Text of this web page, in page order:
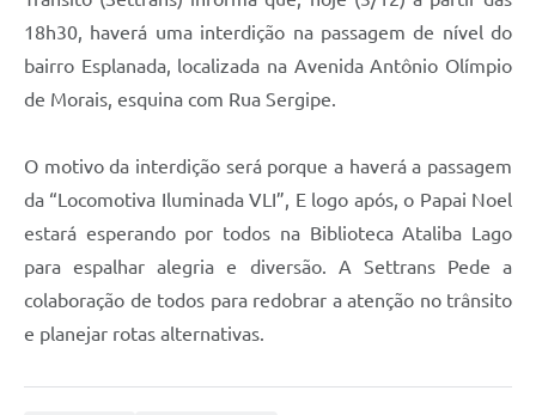
18h30, haverá uma interdição na passagem de nível do
bairro Esplanada, localizada na Avenida Antônio Olímpio
de Morais, esquina com Rua Sergipe.
O motivo da interdição será porque a haverá a passagem
da “Locomotiva Iluminada VLI”, E logo após, o Papai Noel
estará esperando por todos na Biblioteca Ataliba Lago
para espalhar alegria e diversão. A Settrans Pede a
colaboração de todos para redobrar a atenção no trânsito
e planejar rotas alternativas.